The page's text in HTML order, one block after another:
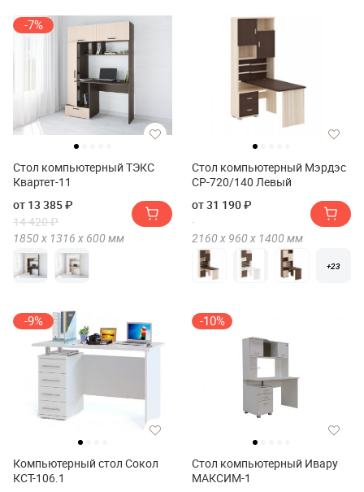
-7%
Стол компьютерный ТЭКС
Квартет-11
от 13 385 ₽
14 420 ₽
1850 х 1316 х 600 мм
Стол компьютерный Мэрдэс
СР-720/140 Левый
от 31 190 ₽
2160 х 960 х 1400 мм
+23
-9%
Компьютерный стол Сокол
КСТ-106.1
-10%
Стол компьютерный Ивару
МАКСИМ-1